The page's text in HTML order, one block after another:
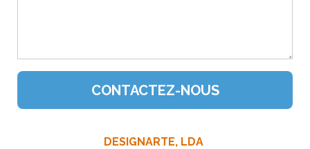
DESIGNARTE, LDA